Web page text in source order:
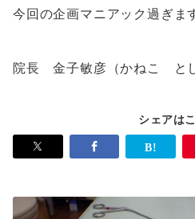
今回の企画マニアック過ぎま
院長 金子敏彦（かねこ とし
シェアは